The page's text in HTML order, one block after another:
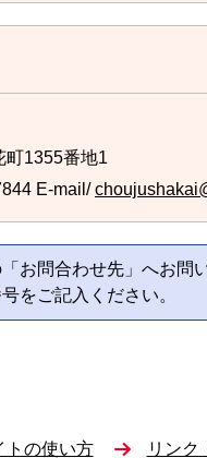
町1355番地1
E-mail/
お問合わせ先」へお問
をご記入ください。
トの使い方 リンク